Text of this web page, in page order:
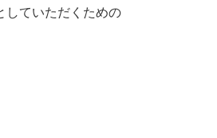
していただくための